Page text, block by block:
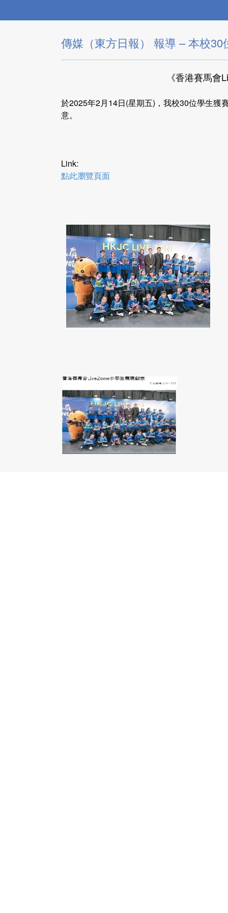
傳媒（東方日報） 報導 – 本校
《香港賽馬
於2025年2月14日(星期五)，我校30位學生獲
意。
Link:
點此瀏覽頁面